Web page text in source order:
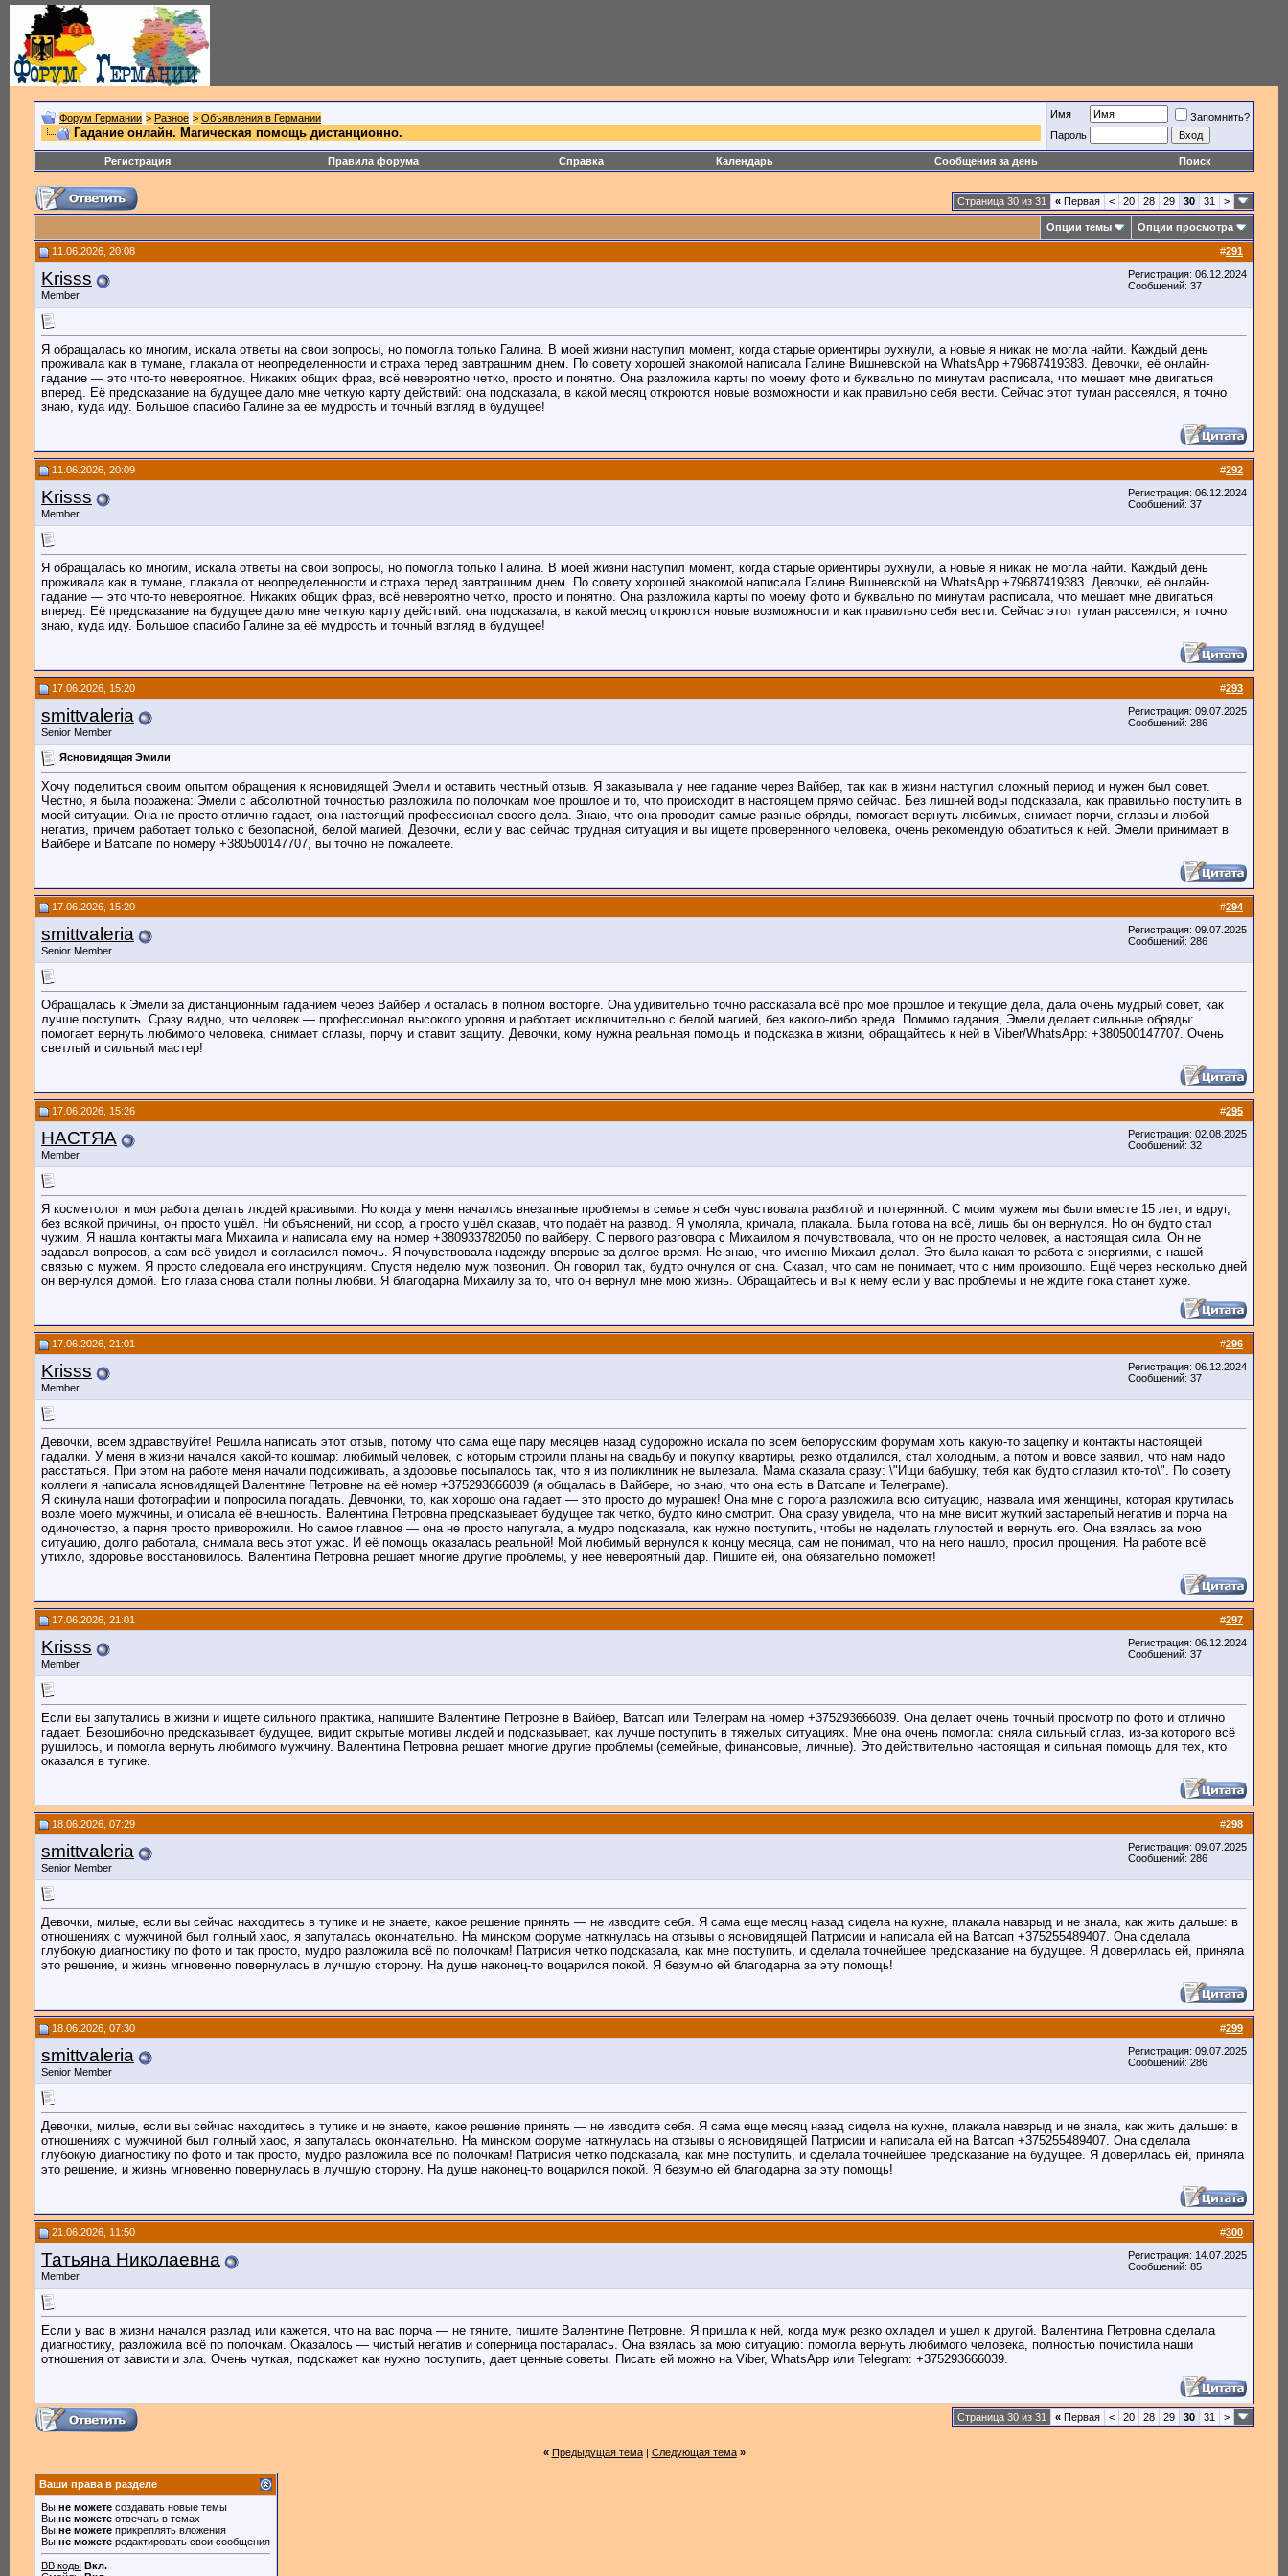
Форум Германии > Разное > Объявления в Германии
Гадание онлайн. Магическая помощь дистанционно.
Имя
Запомнить?
Пароль
Регистрация Правила форума Справка Календарь Сообщения за день Поиск
Страница 30 из 31 « Первая < 20 28 29 30 31 >
Опции темы Опции просмотра
#291
11.06.2026, 20:08
Krisss
Member
Регистрация: 06.12.2024
Сообщений: 37
Я обращалась ко многим, искала ответы на свои вопросы, но помогла только Галина. В моей жизни наступил момент, когда старые ориентиры рухнули, а новые я никак не могла найти. Каждый день
проживала как в тумане, плакала от неопределенности и страха перед завтрашним днем. По совету хорошей знакомой написала Галине Вишневской на WhatsApp +79687419383. Девочки, её онлайн-
гадание — это что-то невероятное. Никаких общих фраз, всё невероятно четко, просто и понятно. Она разложила карты по моему фото и буквально по минутам расписала, что мешает мне двигаться
вперед. Её предсказание на будущее дало мне четкую карту действий: она подсказала, в какой месяц откроются новые возможности и как правильно себя вести. Сейчас этот туман рассеялся, я точно
знаю, куда иду. Большое спасибо Галине за её мудрость и точный взгляд в будущее!
#292
11.06.2026, 20:09
Krisss
Member
Регистрация: 06.12.2024
Сообщений: 37
Я обращалась ко многим, искала ответы на свои вопросы, но помогла только Галина. В моей жизни наступил момент, когда старые ориентиры рухнули, а новые я никак не могла найти. Каждый день
проживала как в тумане, плакала от неопределенности и страха перед завтрашним днем. По совету хорошей знакомой написала Галине Вишневской на WhatsApp +79687419383. Девочки, её онлайн-
гадание — это что-то невероятное. Никаких общих фраз, всё невероятно четко, просто и понятно. Она разложила карты по моему фото и буквально по минутам расписала, что мешает мне двигаться
вперед. Её предсказание на будущее дало мне четкую карту действий: она подсказала, в какой месяц откроются новые возможности и как правильно себя вести. Сейчас этот туман рассеялся, я точно
знаю, куда иду. Большое спасибо Галине за её мудрость и точный взгляд в будущее!
#293
17.06.2026, 15:20
smittvaleria
Senior Member
Регистрация: 09.07.2025
Сообщений: 286
Ясновидящая Эмили
Хочу поделиться своим опытом обращения к ясновидящей Эмели и оставить честный отзыв. Я заказывала у нее гадание через Вайбер, так как в жизни наступил сложный период и нужен был совет.
Честно, я была поражена: Эмели с абсолютной точностью разложила по полочкам мое прошлое и то, что происходит в настоящем прямо сейчас. Без лишней воды подсказала, как правильно поступить в
моей ситуации. Она не просто отлично гадает, она настоящий профессионал своего дела. Знаю, что она проводит самые разные обряды, помогает вернуть любимых, снимает порчи, сглазы и любой
негатив, причем работает только с безопасной, белой магией. Девочки, если у вас сейчас трудная ситуация и вы ищете проверенного человека, очень рекомендую обратиться к ней. Эмели принимает в
Вайбере и Ватсапе по номеру +380500147707, вы точно не пожалеете.
#294
17.06.2026, 15:20
smittvaleria
Senior Member
Регистрация: 09.07.2025
Сообщений: 286
Обращалась к Эмели за дистанционным гаданием через Вайбер и осталась в полном восторге. Она удивительно точно рассказала всё про мое прошлое и текущие дела, дала очень мудрый совет, как
лучше поступить. Сразу видно, что человек — профессионал высокого уровня и работает исключительно с белой магией, без какого-либо вреда. Помимо гадания, Эмели делает сильные обряды:
помогает вернуть любимого человека, снимает сглазы, порчу и ставит защиту. Девочки, кому нужна реальная помощь и подсказка в жизни, обращайтесь к ней в Viber/WhatsApp: +380500147707. Очень
светлый и сильный мастер!
#295
17.06.2026, 15:26
НАСТЯА
Member
Регистрация: 02.08.2025
Сообщений: 32
​Я косметолог и моя работа делать людей красивыми. Но когда у меня начались внезапные проблемы в семье я себя чувствовала разбитой и потерянной. С моим мужем мы были вместе 15 лет, и вдруг,
без всякой причины, он просто ушёл. Ни объяснений, ни ссор, а просто ушёл сказав, что подаёт на развод. Я умоляла, кричала, плакала. Была готова на всё, лишь бы он вернулся. Но он будто стал
чужим. Я нашла контакты мага Михаила и написала ему на номер +380933782050 по вайберу. С первого разговора с Михаилом я почувствовала, что он не просто человек, а настоящая сила. Он не
задавал вопросов, а сам всё увидел и согласился помочь. Я почувствовала надежду впервые за долгое время. Не знаю, что именно Михаил делал. Это была какая-то работа с энергиями, с нашей
связью с мужем. Я просто следовала его инструкциям. Спустя неделю муж позвонил. Он говорил так, будто очнулся от сна. Сказал, что сам не понимает, что с ним произошло. Ещё через несколько дней
он вернулся домой. Его глаза снова стали полны любви. Я благодарна Михаилу за то, что он вернул мне мою жизнь. Обращайтесь и вы к нему если у вас проблемы и не ждите пока станет хуже.
#296
17.06.2026, 21:01
Krisss
Member
Регистрация: 06.12.2024
Сообщений: 37
Девочки, всем здравствуйте! Решила написать этот отзыв, потому что сама ещё пару месяцев назад судорожно искала по всем белорусским форумам хоть какую-то зацепку и контакты настоящей
гадалки. У меня в жизни начался какой-то кошмар: любимый человек, с которым строили планы на свадьбу и покупку квартиры, резко отдалился, стал холодным, а потом и вовсе заявил, что нам надо
расстаться. При этом на работе меня начали подсиживать, а здоровье посыпалось так, что я из поликлиник не вылезала. Мама сказала сразу: \"Ищи бабушку, тебя как будто сглазил кто-то\". По совету
коллеги я написала ясновидящей Валентине Петровне на её номер +375293666039 (я общалась в Вайбере, но знаю, что она есть в Ватсапе и Телеграме).
Я скинула наши фотографии и попросила погадать. Девчонки, то, как хорошо она гадает — это просто до мурашек! Она мне с порога разложила всю ситуацию, назвала имя женщины, которая крутилась
возле моего мужчины, и описала её внешность. Валентина Петровна предсказывает будущее так четко, будто кино смотрит. Она сразу увидела, что на мне висит жуткий застарелый негатив и порча на
одиночество, а парня просто приворожили. Но самое главное — она не просто напугала, а мудро подсказала, как нужно поступить, чтобы не наделать глупостей и вернуть его. Она взялась за мою
ситуацию, долго работала, снимала весь этот ужас. И её помощь оказалась реальной! Мой любимый вернулся к концу месяца, сам не понимал, что на него нашло, просил прощения. На работе всё
утихло, здоровье восстановилось. Валентина Петровна решает многие другие проблемы, у неё невероятный дар. Пишите ей, она обязательно поможет!
#297
17.06.2026, 21:01
Krisss
Member
Регистрация: 06.12.2024
Сообщений: 37
Если вы запутались в жизни и ищете сильного практика, напишите Валентине Петровне в Вайбер, Ватсап или Телеграм на номер +375293666039. Она делает очень точный просмотр по фото и отлично
гадает. Безошибочно предсказывает будущее, видит скрытые мотивы людей и подсказывает, как лучше поступить в тяжелых ситуациях. Мне она очень помогла: сняла сильный сглаз, из-за которого всё
рушилось, и помогла вернуть любимого мужчину. Валентина Петровна решает многие другие проблемы (семейные, финансовые, личные). Это действительно настоящая и сильная помощь для тех, кто
оказался в тупике.
#298
18.06.2026, 07:29
smittvaleria
Senior Member
Регистрация: 09.07.2025
Сообщений: 286
Девочки, милые, если вы сейчас находитесь в тупике и не знаете, какое решение принять — не изводите себя. Я сама еще месяц назад сидела на кухне, плакала навзрыд и не знала, как жить дальше: в
отношениях с мужчиной был полный хаос, я запуталась окончательно. На минском форуме наткнулась на отзывы о ясновидящей Патрисии и написала ей на Ватсап +375255489407. Она сделала
глубокую диагностику по фото и так просто, мудро разложила всё по полочкам! Патрисия четко подсказала, как мне поступить, и сделала точнейшее предсказание на будущее. Я доверилась ей, приняла
это решение, и жизнь мгновенно повернулась в лучшую сторону. На душе наконец-то воцарился покой. Я безумно ей благодарна за эту помощь!
#299
18.06.2026, 07:30
smittvaleria
Senior Member
Регистрация: 09.07.2025
Сообщений: 286
Девочки, милые, если вы сейчас находитесь в тупике и не знаете, какое решение принять — не изводите себя. Я сама еще месяц назад сидела на кухне, плакала навзрыд и не знала, как жить дальше: в
отношениях с мужчиной был полный хаос, я запуталась окончательно. На минском форуме наткнулась на отзывы о ясновидящей Патрисии и написала ей на Ватсап +375255489407. Она сделала
глубокую диагностику по фото и так просто, мудро разложила всё по полочкам! Патрисия четко подсказала, как мне поступить, и сделала точнейшее предсказание на будущее. Я доверилась ей, приняла
это решение, и жизнь мгновенно повернулась в лучшую сторону. На душе наконец-то воцарился покой. Я безумно ей благодарна за эту помощь!
#300
21.06.2026, 11:50
Татьяна Николаевна
Member
Регистрация: 14.07.2025
Сообщений: 85
Если у вас в жизни начался разлад или кажется, что на вас порча — не тяните, пишите Валентине Петровне. Я пришла к ней, когда муж резко охладел и ушел к другой. Валентина Петровна сделала
диагностику, разложила всё по полочкам. Оказалось — чистый негатив и соперница постаралась. Она взялась за мою ситуацию: помогла вернуть любимого человека, полностью почистила наши
отношения от зависти и зла. Очень чуткая, подскажет как нужно поступить, дает ценные советы. Писать ей можно на Viber, WhatsApp или Telegram: +375293666039.
Страница 30 из 31 « Первая < 20 28 29 30 31 >
« Предыдущая тема| Следующая тема »
Ваши права в разделе
Вы не можете создавать новые темы
Вы не можете отвечать в темах
Вы не можете прикреплять вложения
Вы не можете редактировать свои сообщения
BB коды Вкл.